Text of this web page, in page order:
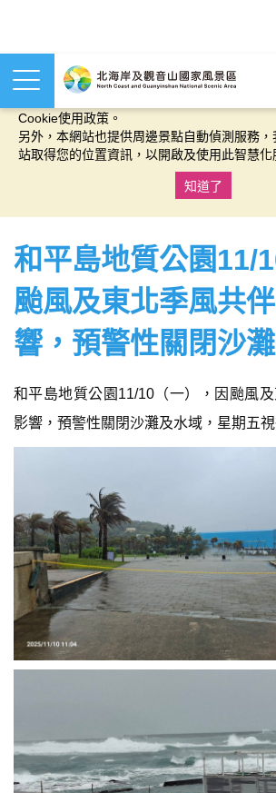
本網站使用cookies等相關技術以持續優化網
Cookie使用政策。
另外，本網站也提供周邊景點自動偵測服務
站取得您的位置資訊，以開啟及使用此智慧化
知道了
和平島地質公園11/
颱風及東北季風共
響，預警性關閉沙
和平島地質公園11/10（一），因颱風
影響，預警性關閉沙灘及水域，星期五